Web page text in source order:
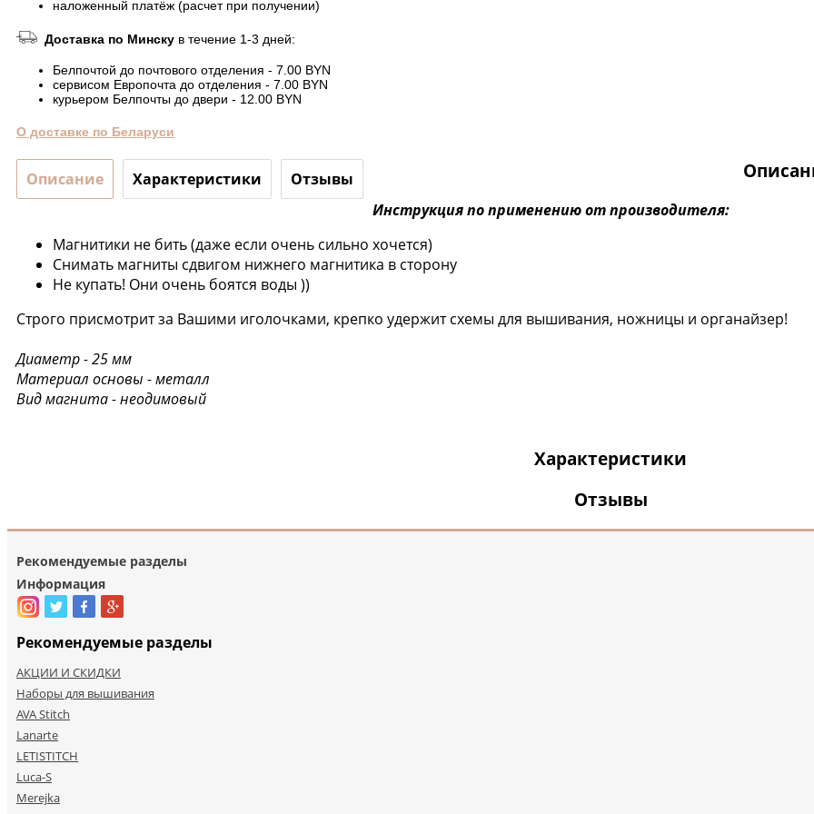
наложенный платёж (расчет при получении)
Доставка по Минску в течение 1-3 дней:
Белпочтой до почтового отделения - 7.00 BYN
сервисом Европочта до отделения - 7.00 BYN
курьером Белпочты до двери - 12.00 BYN
О доставке по Беларуси
Описание Характеристики Отзывы
Инструкция по применению от производителя:
Магнитики не бить (даже если очень сильно хочется)
Снимать магниты сдвигом нижнего магнитика в сторону
Не купать! Они очень боятся воды ))
Строго присмотрит за Вашими иголочками, крепко удержит схемы для вышивания, ножницы и органайзер!
Диаметр - 25 мм
Материал основы - металл
Вид магнита - неодимовый
Характеристики
Отзывы
Рекомендуемые разделы
Информация
Рекомендуемые разделы
АКЦИИ И СКИДКИ
Наборы для вышивания
AVA Stitch
Lanarte
LETISTITCH
Luca-S
Merejka